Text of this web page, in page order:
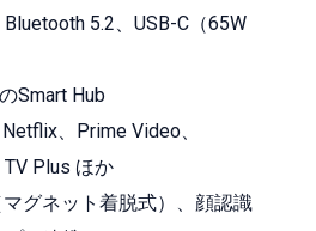
Bluetooth 5.2、USB-C（65W
Smart Hub
Netflix、Prime Video、
TV Plus ほか
マグネット着脱式）、顔認識